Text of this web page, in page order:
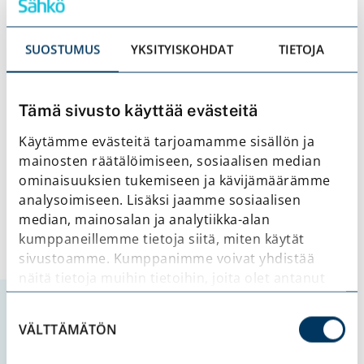
SUOSTUMUS YKSITYISKOHDAT TIETOJA
Tämä sivusto käyttää evästeitä
Käytämme evästeitä tarjoamamme sisällön ja
mainosten räätälöimiseen, sosiaalisen median
ominaisuuksien tukemiseen ja kävijämäärämme
analysoimiseen. Lisäksi jaamme sosiaalisen
median, mainosalan ja analytiikka-alan
kumppaneillemme tietoja siitä, miten käytät
sivustoamme. Kumppanimme voivat yhdistää
näitä tietoja muihin tietoihin, joita olet antanut
heille tai joita on kerätty, kun olet käyttänyt
valinta
VÄLTTÄMÄTÖN
2 KESÄKUUN, 2026
Heinäkuussa
taidemyyntinäyttely
READ MORE